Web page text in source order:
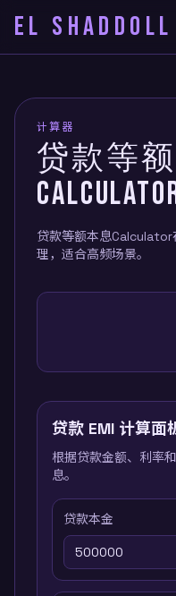
EL SHADDOLL
计算器
贷款等
贷款等额本息Calculator
理，适合高频场景。
贷款 EMI 计算面
根据贷款金额、利率
息。
贷款本金